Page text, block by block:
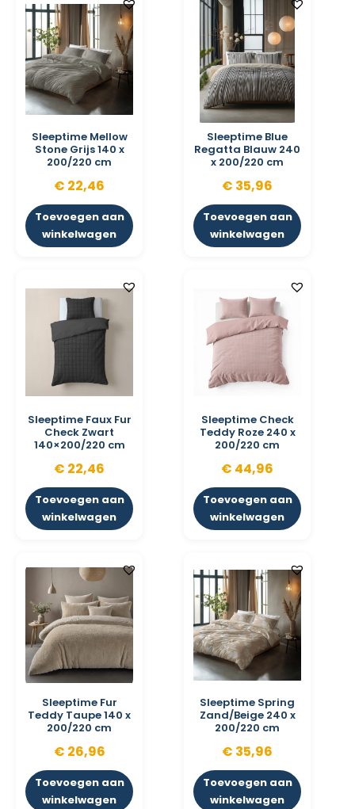
Sleeptime Mellow
Stone Grijs 140 x
200/220 cm
€ 22,46
Toevoegen aan
winkelwagen
Sleeptime Blue
Regatta Blauw 240
x 200/220 cm
€ 35,96
Toevoegen aan
winkelwagen
Sleeptime Faux Fur
Check Zwart
140×200/220 cm
€ 22,46
Toevoegen aan
winkelwagen
Sleeptime Check
Teddy Roze 240 x
200/220 cm
€ 44,96
Toevoegen aan
winkelwagen
Sleeptime Fur
Teddy Taupe 140 x
200/220 cm
€ 26,96
Toevoegen aan
winkelwagen
Sleeptime Spring
Zand/Beige 240 x
200/220 cm
€ 35,96
Toevoegen aan
winkelwagen